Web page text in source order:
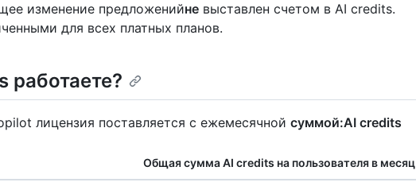
изменение предложенийне выставлен счетом в AI credits.
для всех платных планов.
работаете?
лицензия поставляется с ежемесячной суммой:AI credits
Общая сумма AI credits на пользователя в месяц